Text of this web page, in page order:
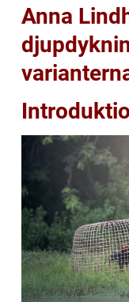
Anna